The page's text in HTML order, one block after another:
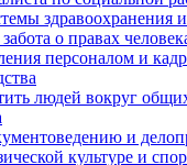
здравоохранения
о правах
персоналом и
людей вокруг
и
культуре и